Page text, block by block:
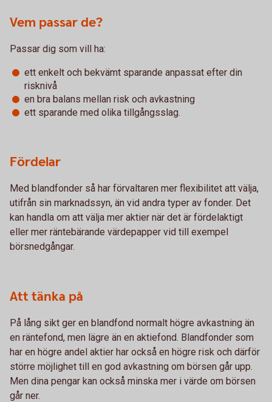
Vem passar de?
Passar dig som vill ha:
ett enkelt och bekvämt sparande anpassat efter din
risknivå
en bra balans mellan risk och avkastning
ett sparande med olika tillgångsslag.
Fördelar
Med blandfonder så har förvaltaren mer flexibilitet att välja,
utifrån sin marknadssyn, än vid andra typer av fonder. Det
kan handla om att välja mer aktier när det är fördelaktigt
eller mer räntebärande värdepapper vid till exempel
börsnedgångar.
Att tänka på
På lång sikt ger en blandfond normalt högre avkastning än
en räntefond, men lägre än en aktiefond. Blandfonder som
har en högre andel aktier har också en högre risk och därför
större möjlighet till en god avkastning om börsen går upp.
Men dina pengar kan också minska mer i värde om börsen
går ner.